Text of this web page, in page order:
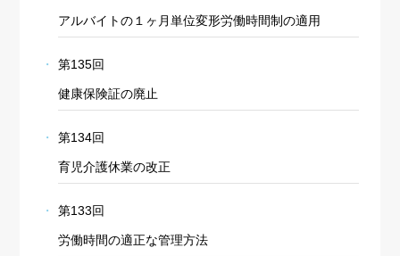
アルバイトの１ヶ月単位変形労働時間制の適用
第135回
健康保険証の廃止
第134回
育児介護休業の改正
第133回
労働時間の適正な管理方法